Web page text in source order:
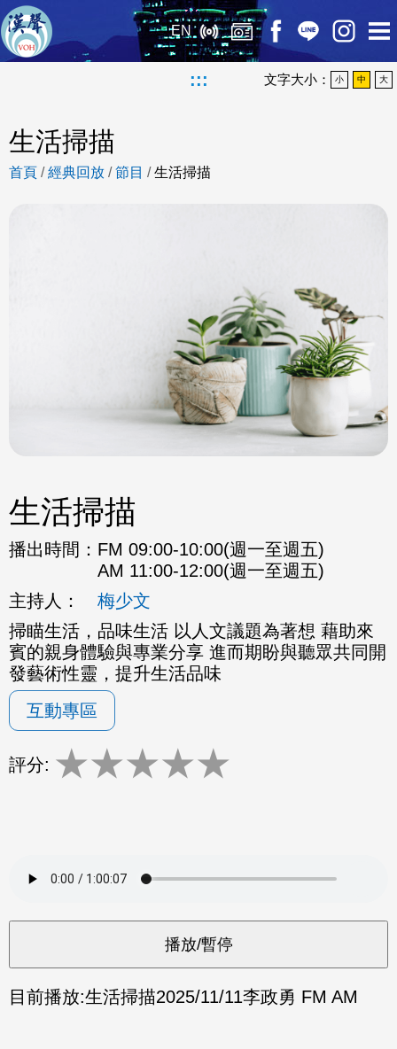
EN
::: 文字大小： 小 中 大
生活掃描
首頁 /經典回放 /節目 /生活掃描
生活掃描
播出時間： FM 09:00-10:00(週一至週五)
AM 11:00-12:00(週一至週五)
主持人：
梅少文
掃瞄生活，品味生活 以人文議題為著想 藉助來
賓的親身體驗與專業分享 進而期盼與聽眾共同開
發藝術性靈，提升生活品味
互動專區
評分: ★★★★★
目前播放:生活掃描2025/11/11李政勇 FM AM